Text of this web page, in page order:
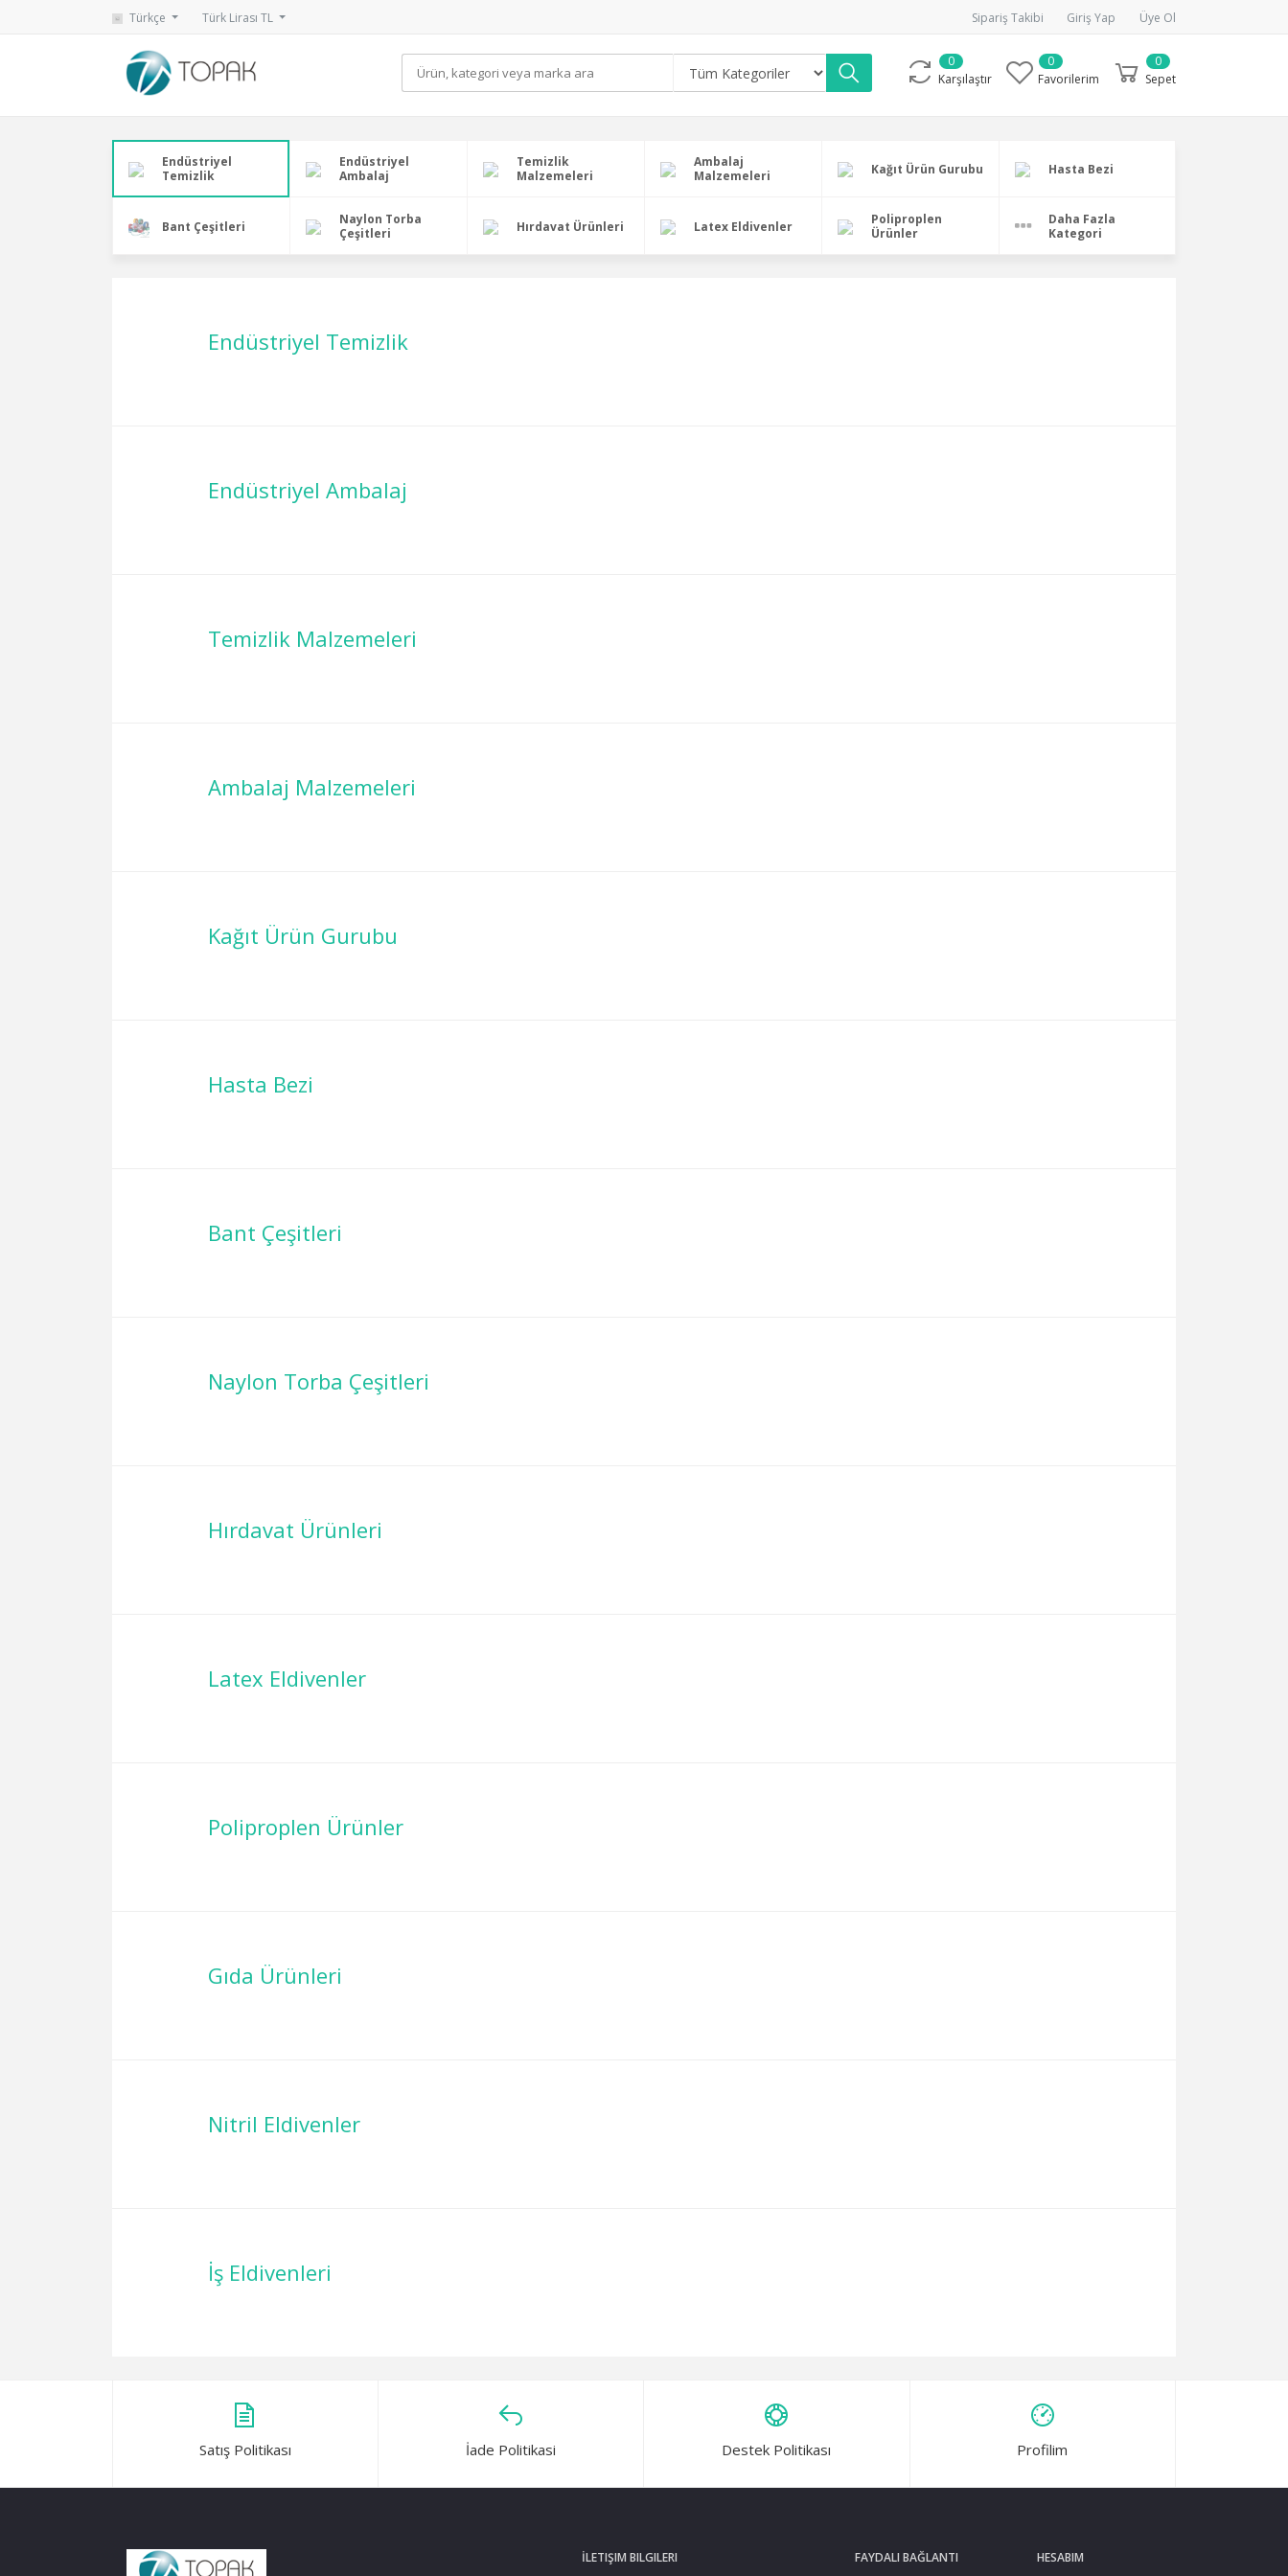
Türkçe Türk Lirası TL Sipariş Takibi Giriş Yap Üye Ol
Karşılaştır
0
Favorilerim
0
Sepet
0
Endüstriyel
Temizlik
Endüstriyel
Ambalaj
Temizlik
Malzemeleri
Ambalaj
Malzemeleri
Kağıt Ürün Gurubu Hasta Bezi
Bant Çeşitleri
Naylon Torba
Çeşitleri
Hırdavat Ürünleri Latex Eldivenler
Poliproplen
Ürünler
Daha Fazla
Kategori
Endüstriyel Temizlik
Endüstriyel Ambalaj
Temizlik Malzemeleri
Ambalaj Malzemeleri
Kağıt Ürün Gurubu
Hasta Bezi
Bant Çeşitleri
Naylon Torba Çeşitleri
Hırdavat Ürünleri
Latex Eldivenler
Poliproplen Ürünler
Gıda Ürünleri
Nitril Eldivenler
İş Eldivenleri
Satış Politikası İade Politikasi Destek Politikası Profilim
İLETIŞIM BILGILERI FAYDALI BAĞLANTI HESABIM